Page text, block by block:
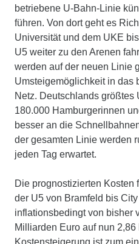
betriebene U-Bahn-Linie
führen. Von dort geht es
Universität und dem UKE
U5 weiter zu den Arenen
werden auf der neuen Linie
Umsteigemöglichkeit in das
Netz. Deutschlands größtes
180.000 Hamburgerinnen
besser an die
der gesamten Linie werden
jeden Tag erwartet.
Die prognostizierten Kosten
der U5 von Bramfeld bis
inflationsbedingt von bisher
Milliarden Euro auf nun